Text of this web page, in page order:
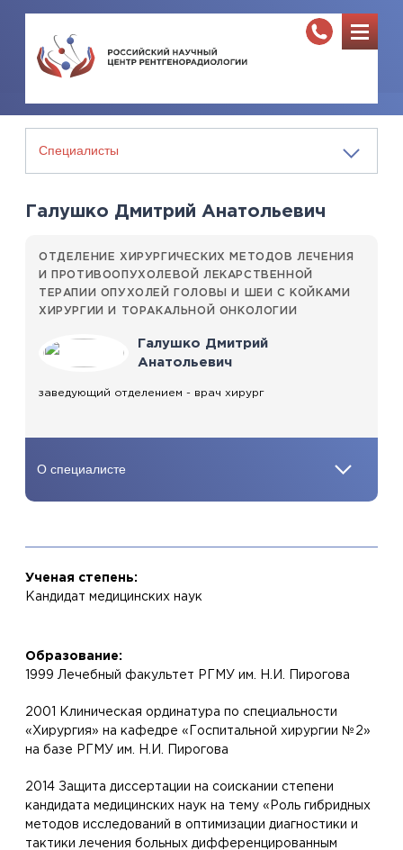
Галушко Дмитрий Анатольевич
ОТДЕЛЕНИЕ ХИРУРГИЧЕСКИХ МЕТОДОВ ЛЕЧЕНИЯ
И ПРОТИВООПУХОЛЕВОЙ ЛЕКАРСТВЕННОЙ
ТЕРАПИИ ОПУХОЛЕЙ ГОЛОВЫ И ШЕИ С КОЙКАМИ
ХИРУРГИИ И ТОРАКАЛЬНОЙ ОНКОЛОГИИ
Галушко Дмитрий
Анатольевич
заведующий отделением - врач хирург
Ученая степень:
Кандидат медицинских наук
Образование:
1999 Лечебный факультет РГМУ им. Н.И. Пирогова
2001 Клиническая ординатура по специальности
«Хирургия» на кафедре «Госпитальной хирургии №2»
на базе РГМУ им. Н.И. Пирогова
2014 Защита диссертации на соискании степени
кандидата медицинских наук на тему «Роль гибридных
методов исследований в оптимизации диагностики и
тактики лечения больных дифференцированным